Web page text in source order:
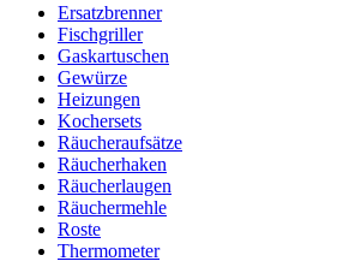
Ersatzbrenner
Fischgriller
Gaskartuschen
Gewürze
Heizungen
Kochersets
Räucheraufsätze
Räucherhaken
Räucherlaugen
Räuchermehle
Roste
Thermometer